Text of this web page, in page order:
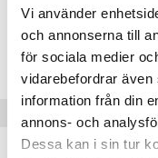
Vi använder
och annonserna till
för sociala medier
vidarebefordrar även
information från din
annons- och
Dessa kan i sin tur
CDKAE-DK-30-XX-XX
Lägsta pris senaste 30